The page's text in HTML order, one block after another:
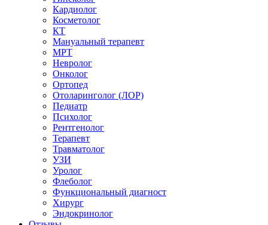
Кардиолог
Косметолог
КТ
Мануальный терапевт
МРТ
Невролог
Онколог
Ортопед
Отоларинголог (ЛОР)
Педиатр
Психолог
Рентгенолог
Терапевт
Травматолог
УЗИ
Уролог
Флеболог
Функциональный диагност
Хирург
Эндокринолог